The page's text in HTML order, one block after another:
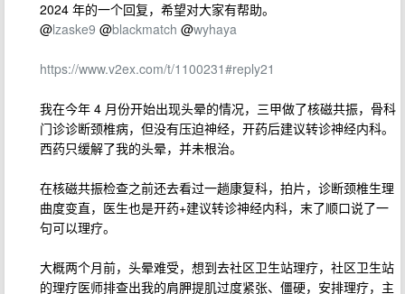
2024 年的一个回复，希望对大家有帮助。
@lzaske9 @blackmatch @wyhaya
https://www.v2ex.com/t/1100231#reply21
我在今年 4 月份开始出现头晕的情况，三甲做了核磁共振，骨科
门诊诊断颈椎病，但没有压迫神经，开药后建议转诊神经内科。
西药只缓解了我的头晕，并未根治。
在核磁共振检查之前还去看过一趟康复科，拍片，诊断颈椎生理
曲度变直，医生也是开药+建议转诊神经内科，末了顺口说了一
句可以理疗。
大概两个月前，头晕难受，想到去社区卫生站理疗，社区卫生站
的理疗医师排查出我的肩胛提肌过度紧张、僵硬，安排理疗，主